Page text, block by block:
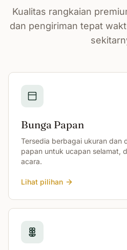
Kualitas rangkaian
dan pengiriman tepat
Bunga Papan
Tersedia berbagai ukuran dan
papan untuk ucapan selamat,
acara.
Lihat pilihan